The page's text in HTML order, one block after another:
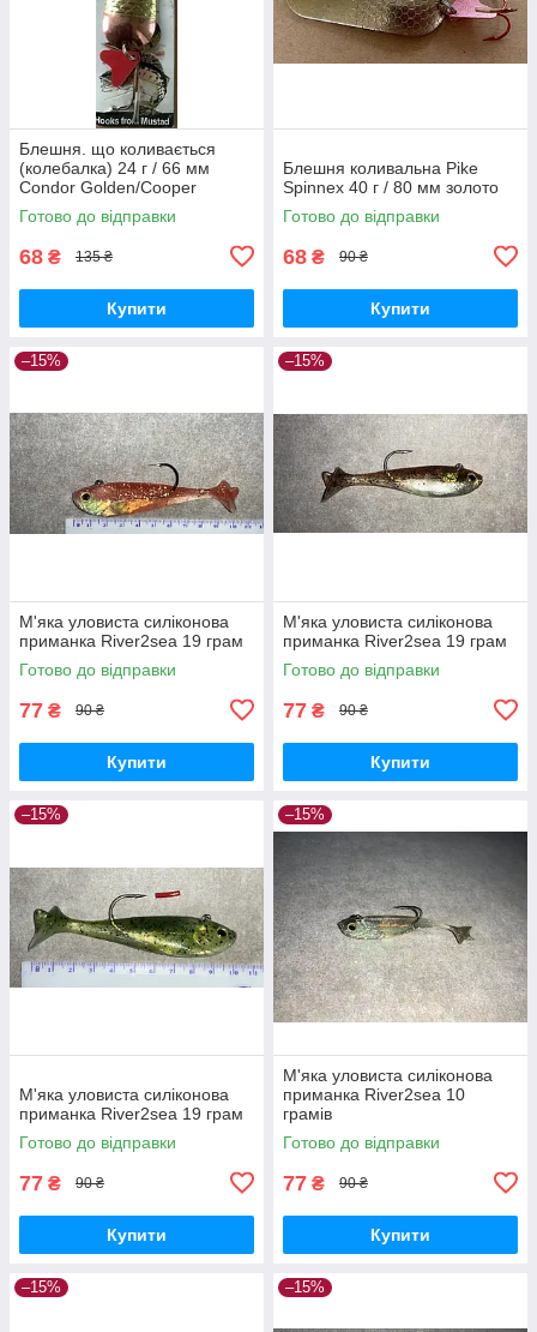
Блешня. що коливається
(колебалка) 24 г / 66 мм
Condor Golden/Cooper
Готово до відправки
68 ₴ 135 ₴
Купити
Блешня коливальна Pike
Spinnex 40 г / 80 мм золото
Готово до відправки
68 ₴ 90 ₴
Купити
–15%
М'яка уловиста силіконова
приманка River2sea 19 грам
Готово до відправки
77 ₴ 90 ₴
Купити
–15%
М'яка уловиста силіконова
приманка River2sea 19 грам
Готово до відправки
77 ₴ 90 ₴
Купити
–15%
М'яка уловиста силіконова
приманка River2sea 19 грам
Готово до відправки
77 ₴ 90 ₴
Купити
–15%
М'яка уловиста силіконова
приманка River2sea 10
грамів
Готово до відправки
77 ₴ 90 ₴
Купити
–15% –15%